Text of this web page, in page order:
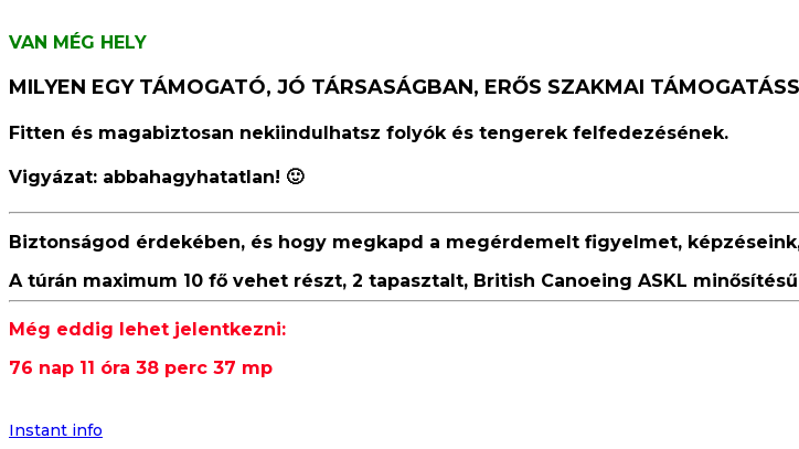
VAN MÉG HELY
MILYEN EGY TÁMOGATÓ, JÓ TÁRSASÁGBAN, ERŐS SZAKMAI
Fitten és magabiztosan nekiindulhatsz folyók és tengerek felfedezésének.
Vigyázat: abbahagyhatatlan! 🙂
Biztonságod érdekében, és hogy megkapd a megérdemelt figyelmet,
A túrán maximum 10 fő vehet részt, 2 tapasztalt, British Canoeing ASKL
Még eddig lehet jelentkezni:
76 nap 11 óra 38 perc 37 mp
Instant info